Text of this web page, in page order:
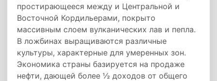
простирающееся между и Центральной и
Восточной Кордильерами, покрыто
массивным слоем вулканических лав и пепла.
В ложбинах выращиваются различные
культуры, характерные для умеренных зон.
Экономика страны базируется на продаже
нефти, дающей более ½ доходов от общего